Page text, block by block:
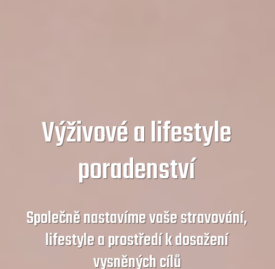
Výživové a lifestyle
poradenství
Společně nastavíme vaše stravování,
lifestyle a prostředí k dosažení
vysněných cílů